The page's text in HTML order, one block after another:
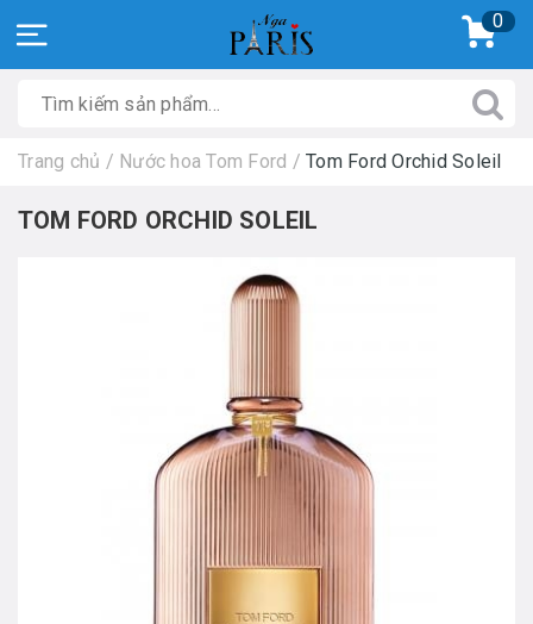
0
Trang chủ / Nước hoa Tom Ford / Tom Ford Orchid Soleil
TOM FORD ORCHID SOLEIL